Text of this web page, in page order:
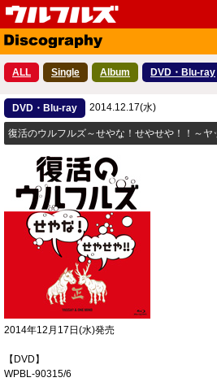
Top
Media Live
Profile
Fanclub
Contact
ALL Single Album DVD・Blu-ray
DVD・Blu-ray 2014.12.17(水)
復活のウルフルズ～せやな！せやせや！！～ヤ
2014年12月17日(水)発売
【DVD】
WPBL-90315/6